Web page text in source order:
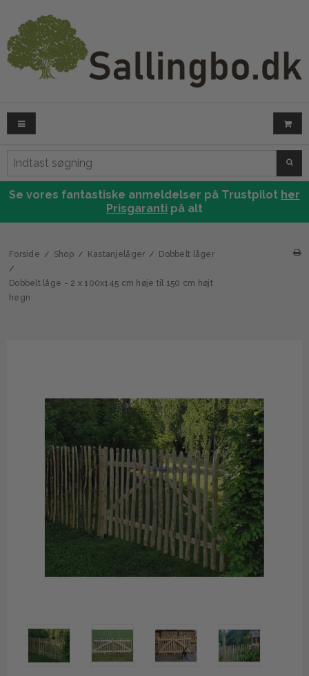
SØG
Se vores fantastiske anmeldelser på Trustpilot her
Prisgaranti på alt
Forside / Shop / Kastanjelåger / Dobbelt låger
/
Dobbelt låge - 2 x 100x145 cm høje til 150 cm højt
hegn